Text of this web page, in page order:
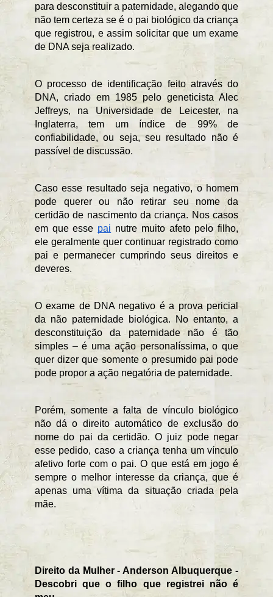
para desconstituir a paternidade, alegando que
não tem certeza se é o pai biológico da criança
que registrou, e assim solicitar que um exame
de DNA seja realizado.
O processo de identificação feito através do
DNA, criado em 1985 pelo geneticista Alec
Jeffreys, na Universidade de Leicester, na
Inglaterra, tem um índice de 99% de
confiabilidade, ou seja, seu resultado não é
passível de discussão.
Caso esse resultado seja negativo, o homem
pode querer ou não retirar seu nome da
certidão de nascimento da criança. Nos casos
em que esse pai nutre muito afeto pelo filho,
ele geralmente quer continuar registrado como
pai e permanecer cumprindo seus direitos e
deveres.
O exame de DNA negativo é a prova pericial
da não paternidade biológica. No entanto, a
desconstituição da paternidade não é tão
simples – é uma ação personalíssima, o que
quer dizer que somente o presumido pai pode
pode propor a ação negatória de paternidade.
Porém, somente a falta de vínculo biológico
não dá o direito automático de exclusão do
nome do pai da certidão. O juiz pode negar
esse pedido, caso a criança tenha um vínculo
afetivo forte com o pai. O que está em jogo é
sempre o melhor interesse da criança, que é
apenas uma vítima da situação criada pela
mãe.
Direito da Mulher - Anderson Albuquerque -
Descobri que o filho que registrei não é